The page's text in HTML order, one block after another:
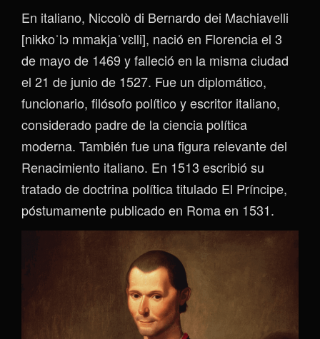
En italiano, Niccolò di Bernardo dei Machiavelli
[nikkoˈlɔ mmakjaˈvɛlli], nació en Florencia el 3
de mayo de 1469 y falleció en la misma ciudad
el 21 de junio de 1527. Fue un diplomático,
funcionario, filósofo político y escritor italiano,
considerado padre de la ciencia política
moderna. También fue una figura relevante del
Renacimiento italiano. En 1513 escribió su
tratado de doctrina política titulado El Príncipe,
póstumamente publicado en Roma en 1531.